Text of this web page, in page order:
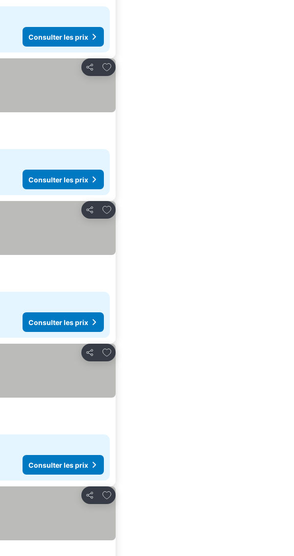
Consulter les prix
Partager
Ajouter à mes favoris
Consulter les prix
Partager
Ajouter à mes favoris
Consulter les prix
Partager
Ajouter à mes favoris
Consulter les prix
Partager
Ajouter à mes favoris